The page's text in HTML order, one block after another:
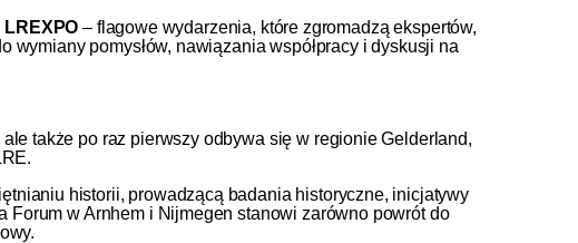
– flagowe wydarzenia, które zgromadzą ekspertów,
wymiany pomysłów, nawiązania współpracy i dyskusji na
także po raz pierwszy odbywa się w regionie Gelderland,
historii, prowadzącą badania historyczne, inicjatywy
w Arnhem i Nijmegen stanowi zarówno powrót do